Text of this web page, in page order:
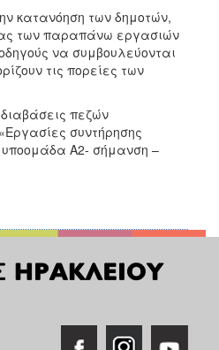
κατανόηση των δημοτών,
των παραπάνω εργασιών
να συμβουλεύονται
τις πορείες των
πεζών
συντήρησης
υποομάδα Α2- σήμανση –